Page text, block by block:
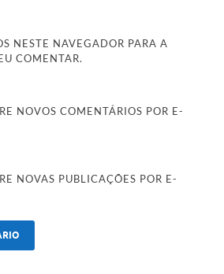
NESTE NAVEGADOR PARA A
COMENTAR.
NOVOS COMENTÁRIOS POR E-
NOVAS PUBLICAÇÕES POR E-